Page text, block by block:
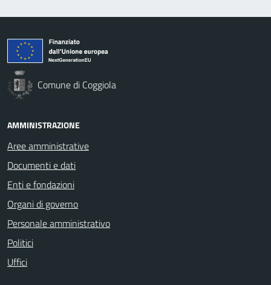
Comune di Coggiola
AMMINISTRAZIONE
Aree amministrative
Documenti e dati
Enti e fondazioni
Organi di governo
Personale amministrativo
Politici
Uffici